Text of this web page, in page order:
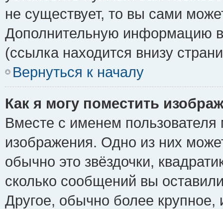
не существует, то вы сами
Дополнительную информацию
(ссылка находится внизу
Вернуться к началу
Как я могу поместить
Вместе с именем пользователя
изображения. Одно из них
обычно это звёздочки,
сколько сообщений вы
Другое, обычно более крупное,